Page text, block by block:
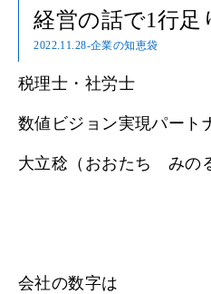
経営の話で1行足
2022.11.28-企業の知恵袋
税理士・社労士
数値ビジョン実現パート
大立稔（おおたち みの
会社の数字は